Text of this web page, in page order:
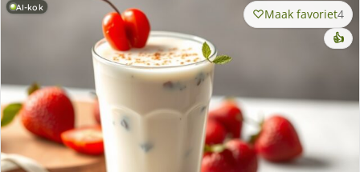
AI-kok Maak favoriet4
👍